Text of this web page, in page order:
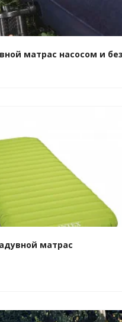
матрас насосом и без
матрас